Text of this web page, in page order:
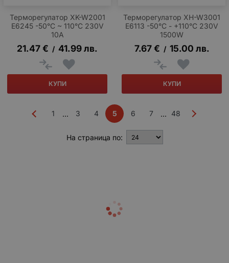
Терморегулатор XK-W2001
E6245 -50°C ~ 110°C 230V
10A
21.47€ / 41.99лв.
КУПИ
Терморегулатор XH-W3001
E6113 -50°C - +110°C 230V
1500W
7.67 € / 15.00 лв.
КУПИ
1 ... 3 4 5 6 7 ... 48
На страница по: